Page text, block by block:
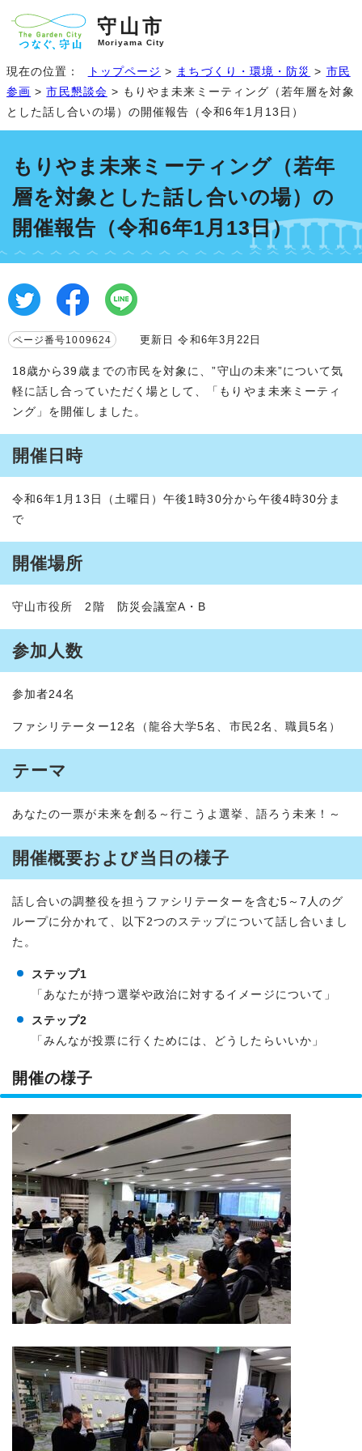
守山市
Moriyama City
現在の位置： トップページ > まちづくり・環境・防災 > 市民
参画 >市民懇談会 > もりやま未来ミーティング（若年層を対象
とした話し合いの場）の開催報告（令和6年1月13日）
もりやま未来ミーティング（若年
層を対象とした話し合いの場）の
開催報告（令和6年1月13日）
ページ番号1009624 更新日 令和6年3月22日
18歳から39歳までの市民を対象に、”守山の未来”について気
軽に話し合っていただく場として、「もりやま未来ミーティ
ング」を開催しました。
開催日時
令和6年1月13日（土曜日）午後1時30分から午後4時30分ま
で
開催場所
守山市役所 2階 防災会議室A・B
参加人数
参加者24名
ファシリテーター12名（龍谷大学5名、市民2名、職員5名）
テーマ
あなたの一票が未来を創る～行こうよ選挙、語ろう未来！～
開催概要および当日の様子
話し合いの調整役を担うファシリテーターを含む5～7人のグ
ループに分かれて、以下2つのステップについて話し合いまし
た。
ステップ1
「あなたが持つ選挙や政治に対するイメージについて」
ステップ2
「みんなが投票に行くためには、どうしたらいいか」
開催の様子